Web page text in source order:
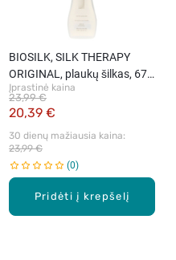
Pridėti į krepšelį
BIOSILK, SILK THERAPY
ORIGINAL, plaukų šilkas, 67
ml
Įprastinė kaina
20,39 €
23,99 €
30 dienų mažiausia kaina:
23,99 €
0